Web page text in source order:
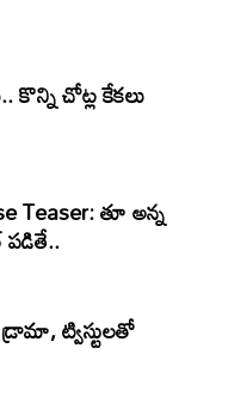
కొన్ని చోట్ల కేకలు
Teaser: తూ అన్న
పడితే..
ట్విస్టులతో